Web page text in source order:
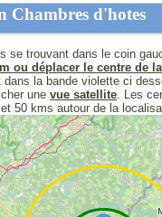
Chambres d'hotes
se trouvant dans le coin
ou déplacer le centre de
dans la bande violette ci
une vue satellite. Les
50 kms autour de la